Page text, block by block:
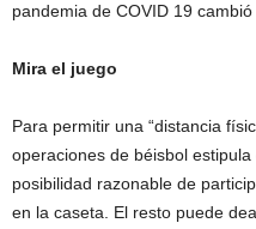
pandemia de COVID 19 cambió
Mira el juego
Para permitir una “distancia
operaciones de béisbol
posibilidad razonable de
en la caseta. El resto puede